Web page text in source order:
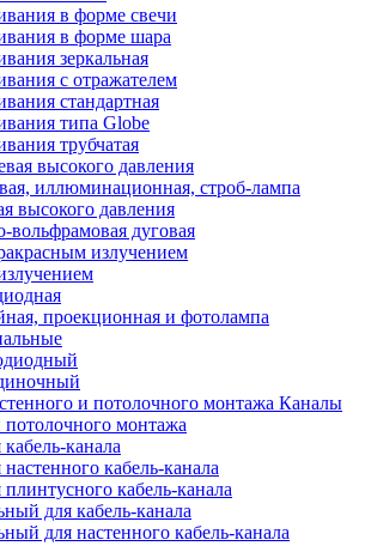
в форме свечи
в форме шара
зеркальная
с отражателем
стандартная
типа Globe
трубчатая
высокого давления
иллюминационная, строб-лампа
высокого давления
вольфрамовая дуговая
излучением
проекционная и фотолампа
Каналы
потолочного монтажа
канала
кабель-канала
кабель-канала
для кабель-канала
для настенного кабель-канала